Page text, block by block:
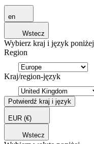
en
Wstecz
Wybierz kraj i język poniżej
Region
Kraj/region-język
Potwierdź kraj i język
EUR (€)
Wstecz